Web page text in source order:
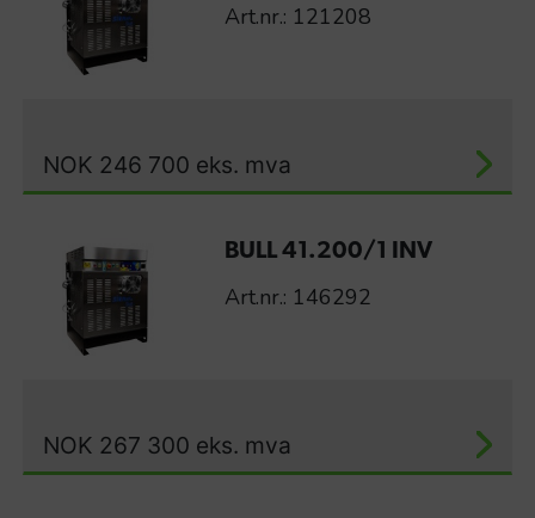
Art.nr.: 121208
NOK 246 700 eks. mva
BULL 41.200/1 INV
Art.nr.: 146292
NOK 267 300 eks. mva